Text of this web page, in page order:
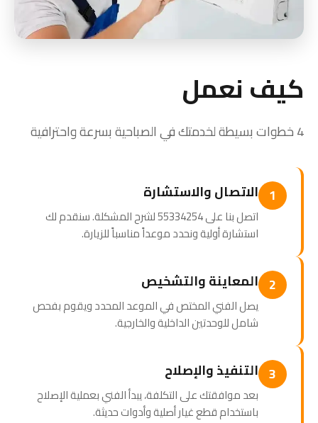
كيف نعمل
4 خطوات بسيطة لخدمتك في الصباحية بسرعة واحترافية
1 الاتصال والاستشارة
اتصل بنا على 55334254 لشرح المشكلة. سنقدم لك
استشارة أولية ونحدد موعداً مناسباً للزيارة.
2 المعاينة والتشخيص
يصل الفني المختص في الموعد المحدد ويقوم بفحص
شامل للوحدتين الداخلية والخارجية.
3 التنفيذ والإصلاح
بعد موافقتك على التكلفة، يبدأ الفني بعملية الإصلاح
باستخدام قطع غيار أصلية وأدوات حديثة.